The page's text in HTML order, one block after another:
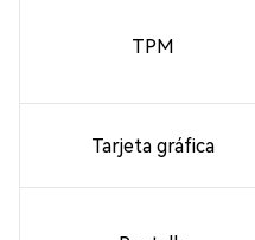
TPM
Tarjeta gráfica